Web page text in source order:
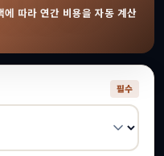
에 따라 연간 비용을 자동 계산
필수